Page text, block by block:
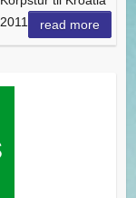
2011
read more